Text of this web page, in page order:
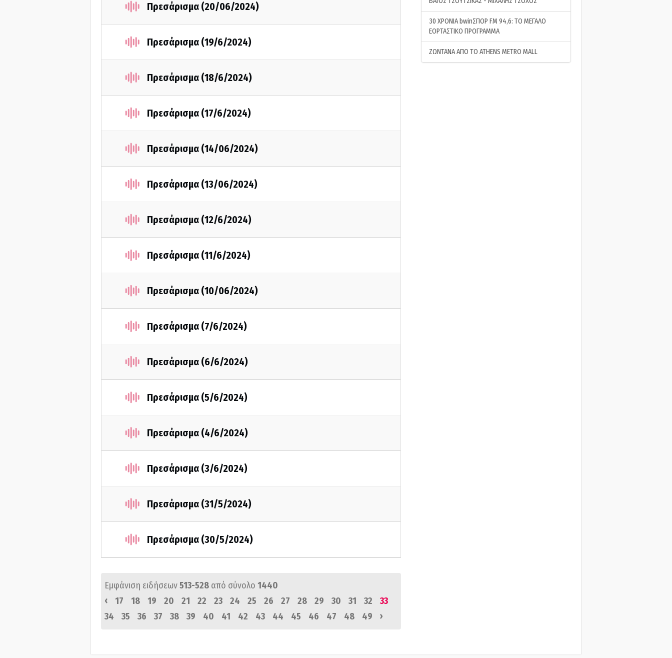
Πρεσάρισμα (20/06/2024)
Πρεσάρισμα (19/6/2024)
Πρεσάρισμα (18/6/2024)
Πρεσάρισμα (17/6/2024)
Πρεσάρισμα (14/06/2024)
Πρεσάρισμα (13/06/2024)
Πρεσάρισμα (12/6/2024)
Πρεσάρισμα (11/6/2024)
Πρεσάρισμα (10/06/2024)
Πρεσάρισμα (7/6/2024)
Πρεσάρισμα (6/6/2024)
Πρεσάρισμα (5/6/2024)
Πρεσάρισμα (4/6/2024)
Πρεσάρισμα (3/6/2024)
Πρεσάρισμα (31/5/2024)
Πρεσάρισμα (30/5/2024)
Εμφάνιση ειδήσεων513-528 από σύνολο 1440
‹
17 18 19 20 21 22 23 24 25 26 27 28 29 30 31 32
33
34
35 36 37 38 39 40 41 42 43 44 45 46 47 48 49 ›
30 ΧΡΟΝΙΑ bwinΣΠΟΡ FM 94,6: ΤΟ ΜΕΓΑΛΟ
ΕΟΡΤΑΣΤΙΚΟ ΠΡΟΓΡΑΜΜΑ
ΖΩΝΤΑΝΑ ΑΠΟ ΤΟ ATHENS METRO MALL